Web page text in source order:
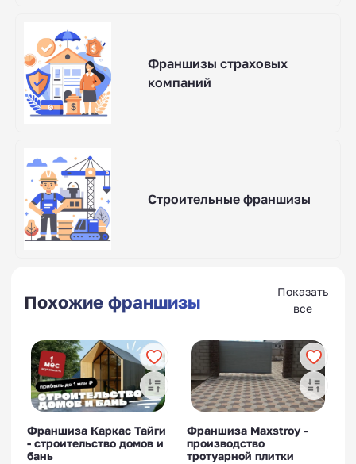
Франшизы страховых
компаний
Строительные франшизы
Похожие франшизы
Показать
все
Франшиза Каркас Тайги
- строительство домов и
бань
Франшиза Maxstroy -
производство
тротуарной плитки